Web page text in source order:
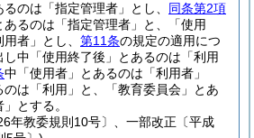
るのは「指定管理者」とし、 同条第2項
るのは「指定管理者」と、「使用
者」とし、 第11条の規定の適用につ
中「使用終了後」とあるのは「利用
中「使用者」とあるのは「利用者」
のは「利用」と、「教育委員会」とあ
とする。
年教委規則10号〕、一部改正〔平成